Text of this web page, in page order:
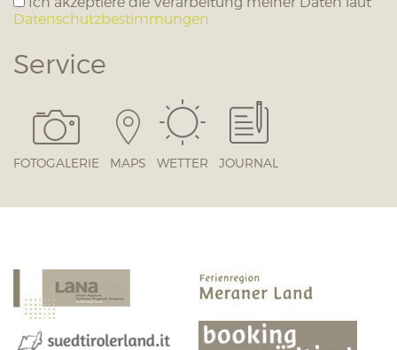
Datenschutzbestimmungen
Service
FOTOGALERIE MAPS WETTER JOURNAL